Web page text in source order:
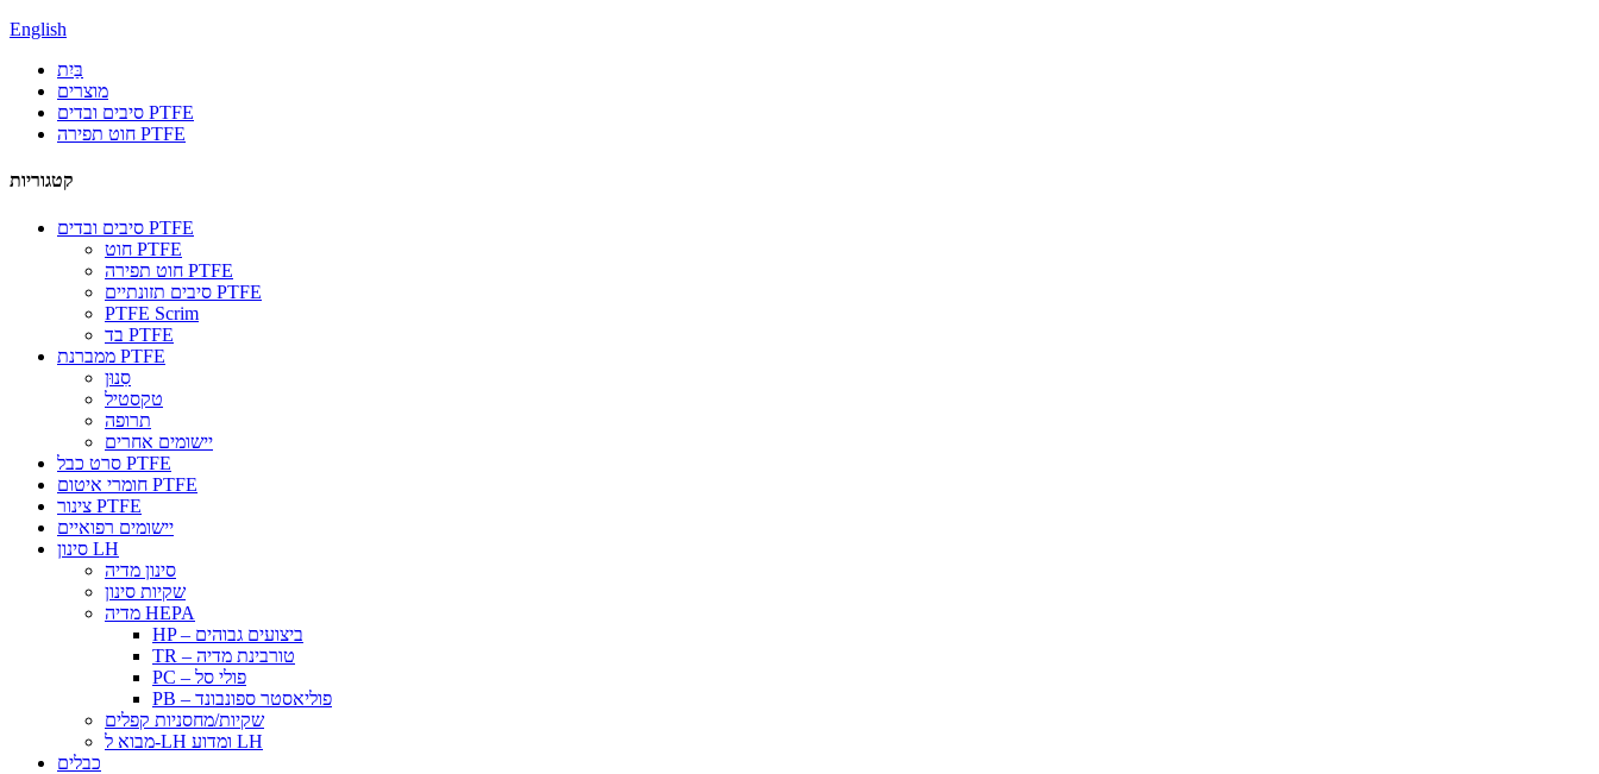
English
בַּיִת
מוצרים
סיבים ובדים PTFE
חוט תפירה PTFE
קטגוריות
סיבים ובדים PTFE
חוט PTFE
חוט תפירה PTFE
סיבים תזונתיים PTFE
PTFE Scrim
בד PTFE
ממברנת PTFE
סִנוּן
טקסטיל
תרופה
יישומים אחרים
סרט כבל PTFE
חומרי איטום PTFE
צינור PTFE
יישומים רפואיים
סינון LH
סינון מדיה
שקיות סינון
מדיה HEPA
HP – ביצועים גבוהים
TR – טורבינת מדיה
PC – פולי סל
PB – פוליאסטר ספונבונד
שקיות/מחסניות קפלים
מבוא ל-LH ומדוע LH
כבלים